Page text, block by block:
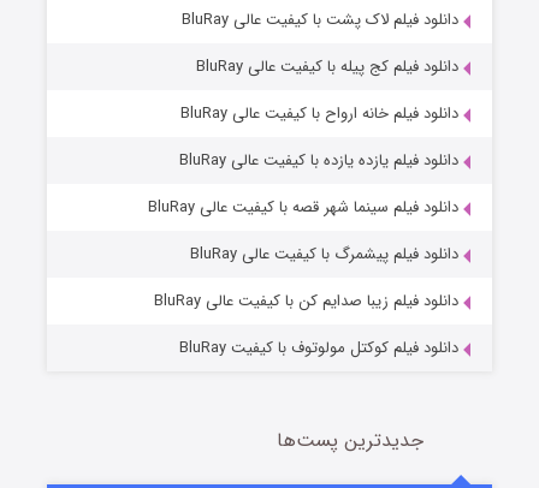
دانلود فیلم لاک پشت با کیفیت عالی BluRay
دانلود فیلم کج‌ پیله با کیفیت عالی BluRay
دانلود فیلم خانه ارواح با کیفیت عالی BluRay
دانلود فیلم یازده یازده با کیفیت عالی BluRay
دانلود فیلم سینما شهر قصه با کیفیت عالی BluRay
دانلود فیلم پیشمرگ با کیفیت عالی BluRay
دانلود فیلم زیبا صدایم کن با کیفیت عالی BluRay
دانلود فیلم کوکتل مولوتوف با کیفیت BluRay
جدیدترین پست‌ها